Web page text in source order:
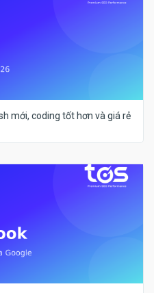
mới, coding tốt hơn và giá rẻ